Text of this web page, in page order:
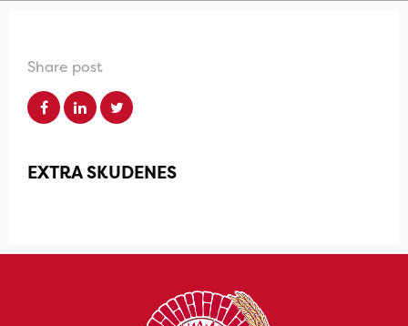
Share post
EXTRA SKUDENES